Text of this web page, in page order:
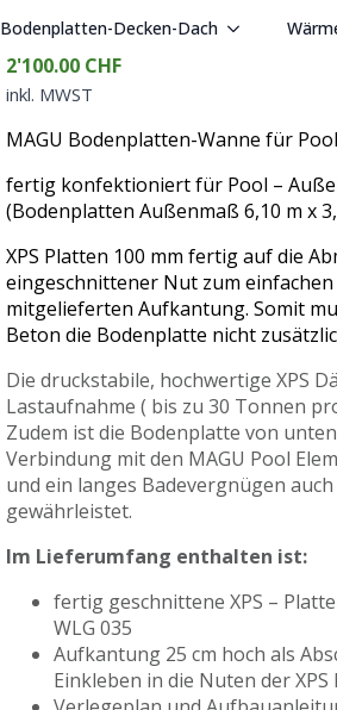
Bodenplatten-Decken-Dach
2'100.00 CHF
inkl. MWST
MAGU Bodenplatten-Wanne für Pool
fertig konfektioniert für Pool –
(Bodenplatten Außenmaß 6,10 m x
XPS Platten 100 mm fertig auf die
eingeschnittener Nut zum
mitgelieferten Aufkantung. Somit
Beton die Bodenplatte nicht
Die druckstabile, hochwertige XPS
Lastaufnahme ( bis zu 30 Tonnen
Zudem ist die Bodenplatte von
Verbindung mit den MAGU Pool
und ein langes Badevergnügen
gewährleistet.
Im Lieferumfang enthalten ist:
fertig geschnittene XPS –
WLG 035
Aufkantung 25 cm hoch als
Einkleben in die Nuten der XPS